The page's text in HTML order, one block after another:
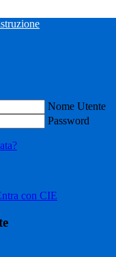
Nome Utente
Password
con CIE